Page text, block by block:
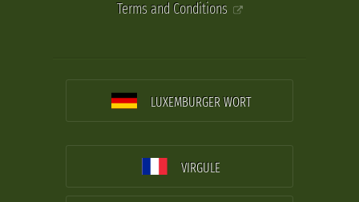
Terms and Conditions
LUXEMBURGER WORT
VIRGULE